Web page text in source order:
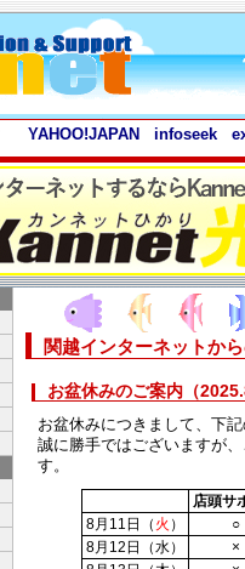
YAHOO!JAPAN infoseek
関越インターネットか
お盆休みのご案内（
お盆休みにつきまして、下
誠に勝手ではございますが
す。
店頭サ
8月11日（ 火 ）
○
8月12日（水）
×